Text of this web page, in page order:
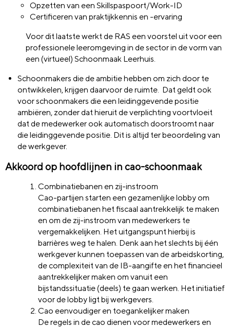
Opzetten van een Skillspaspoort/Work-ID
Certificeren van praktijkkennis en -ervaring
Voor dit laatste werkt de RAS een voorstel uit voor een
professionele leeromgeving in de sector in de vorm van
een (virtueel) Schoonmaak Leerhuis.
Schoonmakers die de ambitie hebben om zich door te
ontwikkelen, krijgen daarvoor de ruimte. Dat geldt ook
voor schoonmakers die een leidinggevende positie
ambiëren, zonder dat hieruit de verplichting voortvloeit
dat de medewerker ook automatisch doorstroomt naar
die leidinggevende positie. Dit is altijd ter beoordeling van
de werkgever.
Akkoord op hoofdlijnen in cao-schoonmaak
Combinatiebanen en zij-instroom
Cao-partijen starten een gezamenlijke lobby om
combinatiebanen hetfiscaal aantrekkelijk te maken
en om de zij-instroom van medewerkers te
vergemakkelijken. Het uitgangspunt hierbij is
barrières weg te halen. Denk aan het slechts bij één
werkgever kunnen toepassen van de arbeidskorting,
de complexiteit van de IB-aangifte en het financieel
aantrekkelijker maken om vanuit een
bijstandssituatie (deels) te gaan werken. Het initiatief
voor de lobby ligt bij werkgevers.
Cao eenvoudiger en toegankelijker maken
De regels in de cao dienen voor medewerkers en